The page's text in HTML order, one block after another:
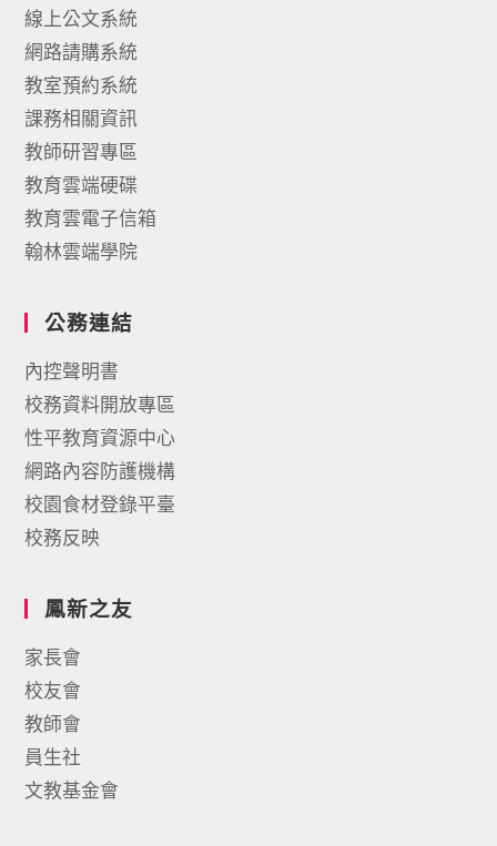
線上公文系統
網路請購系統
教室預約系統
課務相關資訊
教師研習專區
教育雲端硬碟
教育雲電子信箱
翰林雲端學院
公務連結
內控聲明書
校務資料開放專區
性平教育資源中心
網路內容防護機構
校園食材登錄平臺
校務反映
鳳新之友
家長會
校友會
教師會
員生社
文教基金會